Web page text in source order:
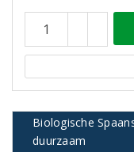
Biologische
duurzaam